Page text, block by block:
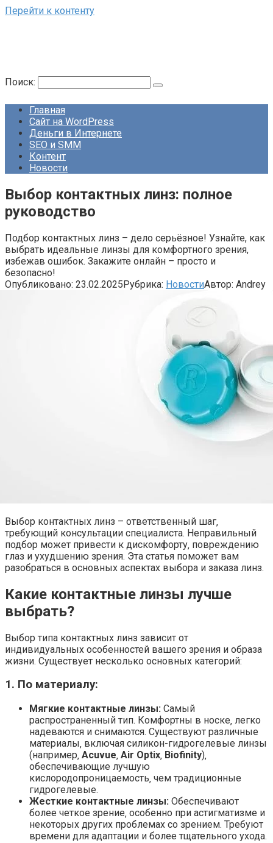
Перейти к контенту
Поиск:
Главная
Сайт на WordPress
Деньги в Интернете
SEO и SMM
Контент
Новости
Выбор контактных линз: полное
руководство
Подбор контактных линз – дело серьёзное! Узнайте, как
выбрать идеальные линзы для комфортного зрения,
избежав ошибок. Закажите онлайн – просто и
безопасно!
Опубликовано: 23.02.2025Рубрика: НовостиАвтор: Andrey
Выбор контактных линз – ответственный шаг‚
требующий консультации специалиста. Неправильный
подбор может привести к дискомфорту‚ повреждению
глаз и ухудшению зрения. Эта статья поможет вам
разобраться в основных аспектах выбора и заказа линз.
Какие контактные линзы лучше
выбрать?
Выбор типа контактных линз зависит от
индивидуальных особенностей вашего зрения и образа
жизни. Существует несколько основных категорий:
1. По материалу:
Мягкие контактные линзы: Самый
распространенный тип. Комфортны в носке‚ легко
надеваются и снимаются. Существуют различные
материалы‚ включая силикон-гидрогелевые линзы
(например‚ Acuvue‚ Air Optix‚ Biofinity)‚
обеспечивающие лучшую
кислородопроницаемость‚ чем традиционные
гидрогелевые.
Жесткие контактные линзы: Обеспечивают
более четкое зрение‚ особенно при астигматизме и
некоторых других проблемах со зрением. Требуют
времени для адаптации и более тщательного ухода.